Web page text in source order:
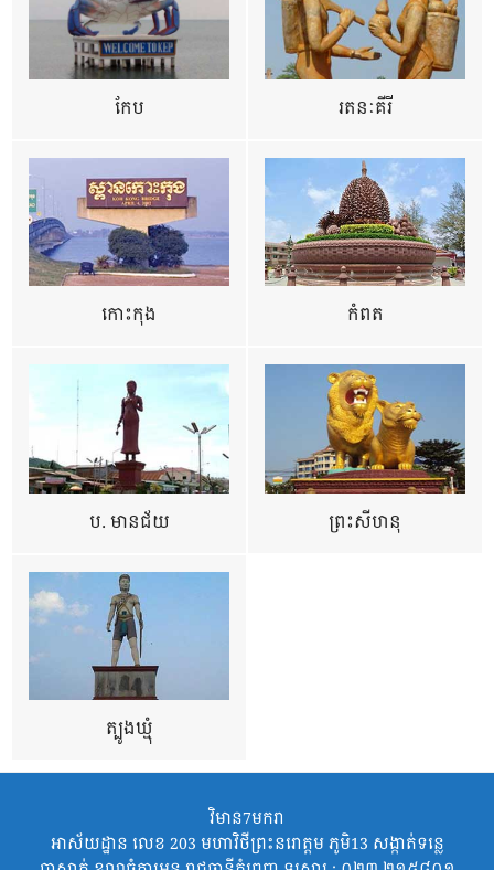
កែប រតនៈគីរី
កោះកុង កំពត
ប. មានជ័យ ព្រះសីហនុ
ត្បូងឃ្មុំ
វិមាន7មករា
អាស័យដ្ឋាន លេខ 203 មហាវិថីព្រះនរោត្តម ភូមិ13 សង្កាត់ទន្លេ